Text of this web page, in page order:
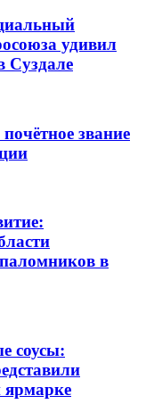
удивил
Суздале
звание
в
соусы:
ярмарке